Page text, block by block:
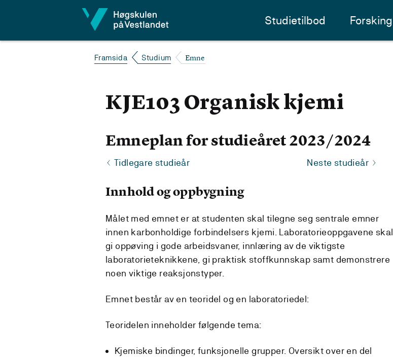
Studietilbod Forsking
Framsida Studium Emne
KJE103 Organisk kjemi
Emneplan for studieåret 2023/2024
Tidlegare studieår Neste studieår
Innhold og oppbygning
Målet med emnet er at studenten skal tilegne seg sentrale emner
innen karbonholdige forbindelsers kjemi. Laboratorieoppgavene skal
gi oppøving i gode arbeidsvaner, innlæring av de viktigste
laboratorieteknikkene, gi praktisk stoffkunnskap samt demonstrere
noen viktige reaksjonstyper.
Emnet består av en teoridel og en laboratoriedel:
Teoridelen inneholder følgende tema:
Kjemiske bindinger, funksjonelle grupper. Oversikt over en del